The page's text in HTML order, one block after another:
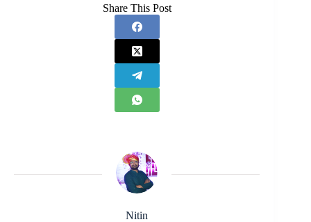
Share This Post
Nitin